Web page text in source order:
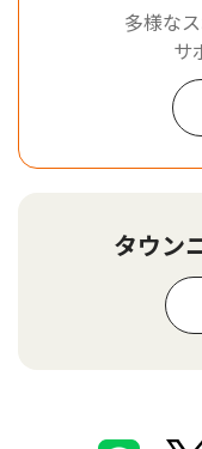
多様な
サ
タウン